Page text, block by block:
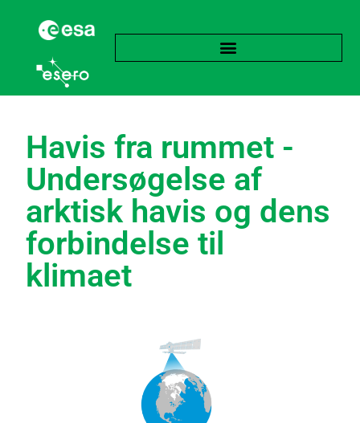
Havis fra rummet -
Undersøgelse af
arktisk havis og dens
forbindelse til
klimaet